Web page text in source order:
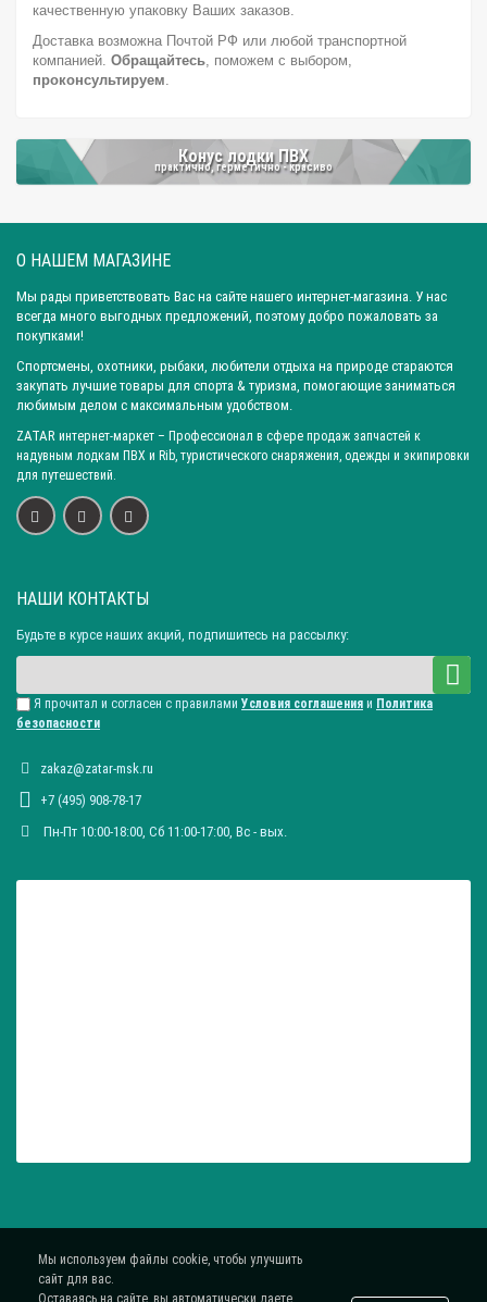
Город: Казань
качественную упаковку Ваших заказов.
Доставка возможна Почтой РФ или любой транспортной
компанией. Обращайтесь, поможем с выбором,
проконсультируем.
Конус лодки ПВХ
практично, герметично - красиво
О НАШЕМ МАГАЗИНЕ
Мы рады приветствовать Вас на сайте нашего интернет-магазина. У нас
всегда много выгодных предложений, поэтому добро пожаловать за
покупками!
Спортсмены, охотники, рыбаки, любители отдыха на природе стараются
закупать лучшие товары для спорта & туризма, помогающие заниматься
любимым делом с максимальным удобством.
ZATAR интернет-маркет – Профессионал в сфере продаж запчастей к
надувным лодкам ПВХ и Rib, туристического снаряжения, одежды и экипировки
для путешествий.
НАШИ КОНТАКТЫ
Будьте в курсе наших акций, подпишитесь на рассылку:
Я прочитал и согласен с правилами Условия соглашения и Политика
безопасности
zakaz@zatar-msk.ru
+7 (495) 908-78-17
Пн-Пт 10:00-18:00, Сб 11:00-17:00, Вc - вых.
Мы используем файлы cookie, чтобы улучшить
сайт для вас.
Оставаясь на сайте, вы автоматически даете